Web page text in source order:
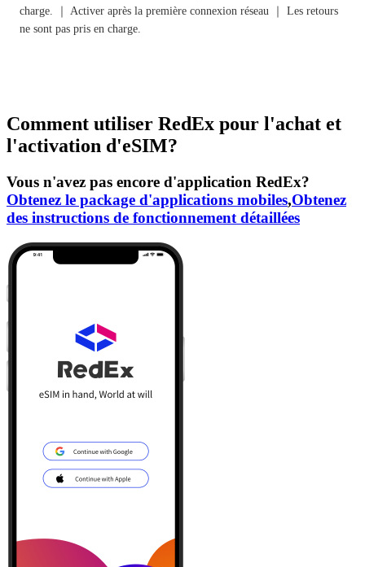
charge. ｜ Activer après la première connexion réseau ｜ Les retours
ne sont pas pris en charge.
Comment utiliser RedEx pour l'achat et
l'activation d'eSIM?
Vous n'avez pas encore d'application RedEx?
Obtenez le package d'applications mobiles,Obtenez
des instructions de fonctionnement détaillées